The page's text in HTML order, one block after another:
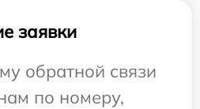
заявки
обратной связи
по номеру,